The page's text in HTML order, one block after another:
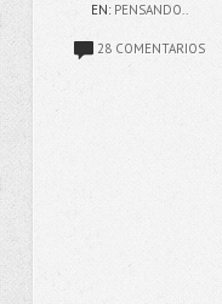
EN: PENSANDO..
28 COMENTARIOS